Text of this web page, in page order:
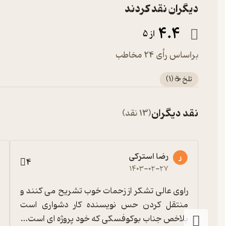
دیگران نقد کردند
4.4 از 5
براساس رأی 24 مخاطب
تلخ ☕️(
1
)
نقد دیگران(13 نقد)
ر رضا استرکی
۱۴۰۳-۰۲-۲۷ 4
بلاخص جناب بوکوفسکی که خود پروژه ای است...